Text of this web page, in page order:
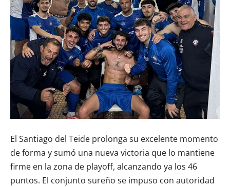
El Santiago del Teide prolonga su excelente momento
de forma y sumó una nueva victoria que lo mantiene
firme en la zona de playoff, alcanzando ya los 46
puntos. El conjunto sureño se impuso con autoridad